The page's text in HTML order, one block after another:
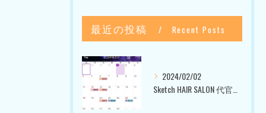
最近の投稿 Recent Posts
2024/02/02